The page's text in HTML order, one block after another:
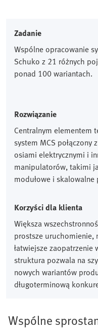
Zadanie
Wspólne opracowanie
Schuko z 21 różnych
ponad 100 wariantach.
Rozwiązanie
Centralnym elementem
system MCS
osiami elektrycznymi i
manipulatorów, takimi
modułowe i
Korzyści dla klienta
Większa
prostsze uruchomienie,
łatwiejsze zaopatrzenie
struktura pozwala na
nowych wariantów
długoterminową
Wspólne